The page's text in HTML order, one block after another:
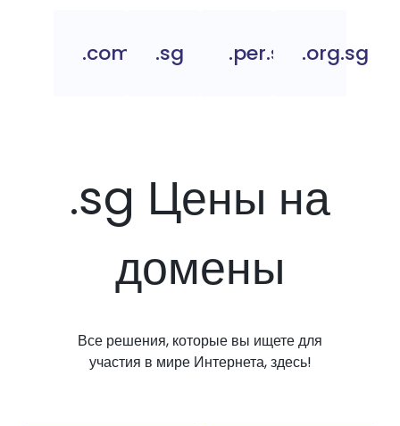
.com.sg.sg .per.sg .org.sg
.sg Цены на
домены
Все решения, которые вы ищете для
участия в мире Интернета, здесь!